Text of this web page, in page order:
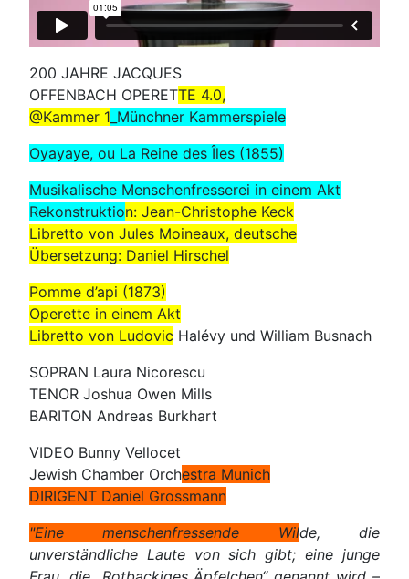
200 JAHRE JACQUES
OFFENBACH OPERETTE 4.0,
@Kammer 1 _Münchner Kammerspiele
Oyayaye, ou La Reine des Îles (1855)
Musikalische Menschenfresserei in einem Akt
Rekonstruktion: Jean-Christophe Keck
Libretto von Jules Moineaux, deutsche
Übersetzung: Daniel Hirschel
Pomme d’api (1873)
Operette in einem Akt
Libretto von Ludovic Halévy und William Busnach
SOPRAN Laura Nicorescu
TENOR Joshua Owen Mills
BARITON Andreas Burkhart
VIDEO Bunny Vellocet
Jewish Chamber Orchestra Munich
DIRIGENT Daniel Grossmann
"Eine menschenfressende Wilde, die
unverständliche Laute von sich gibt; eine junge